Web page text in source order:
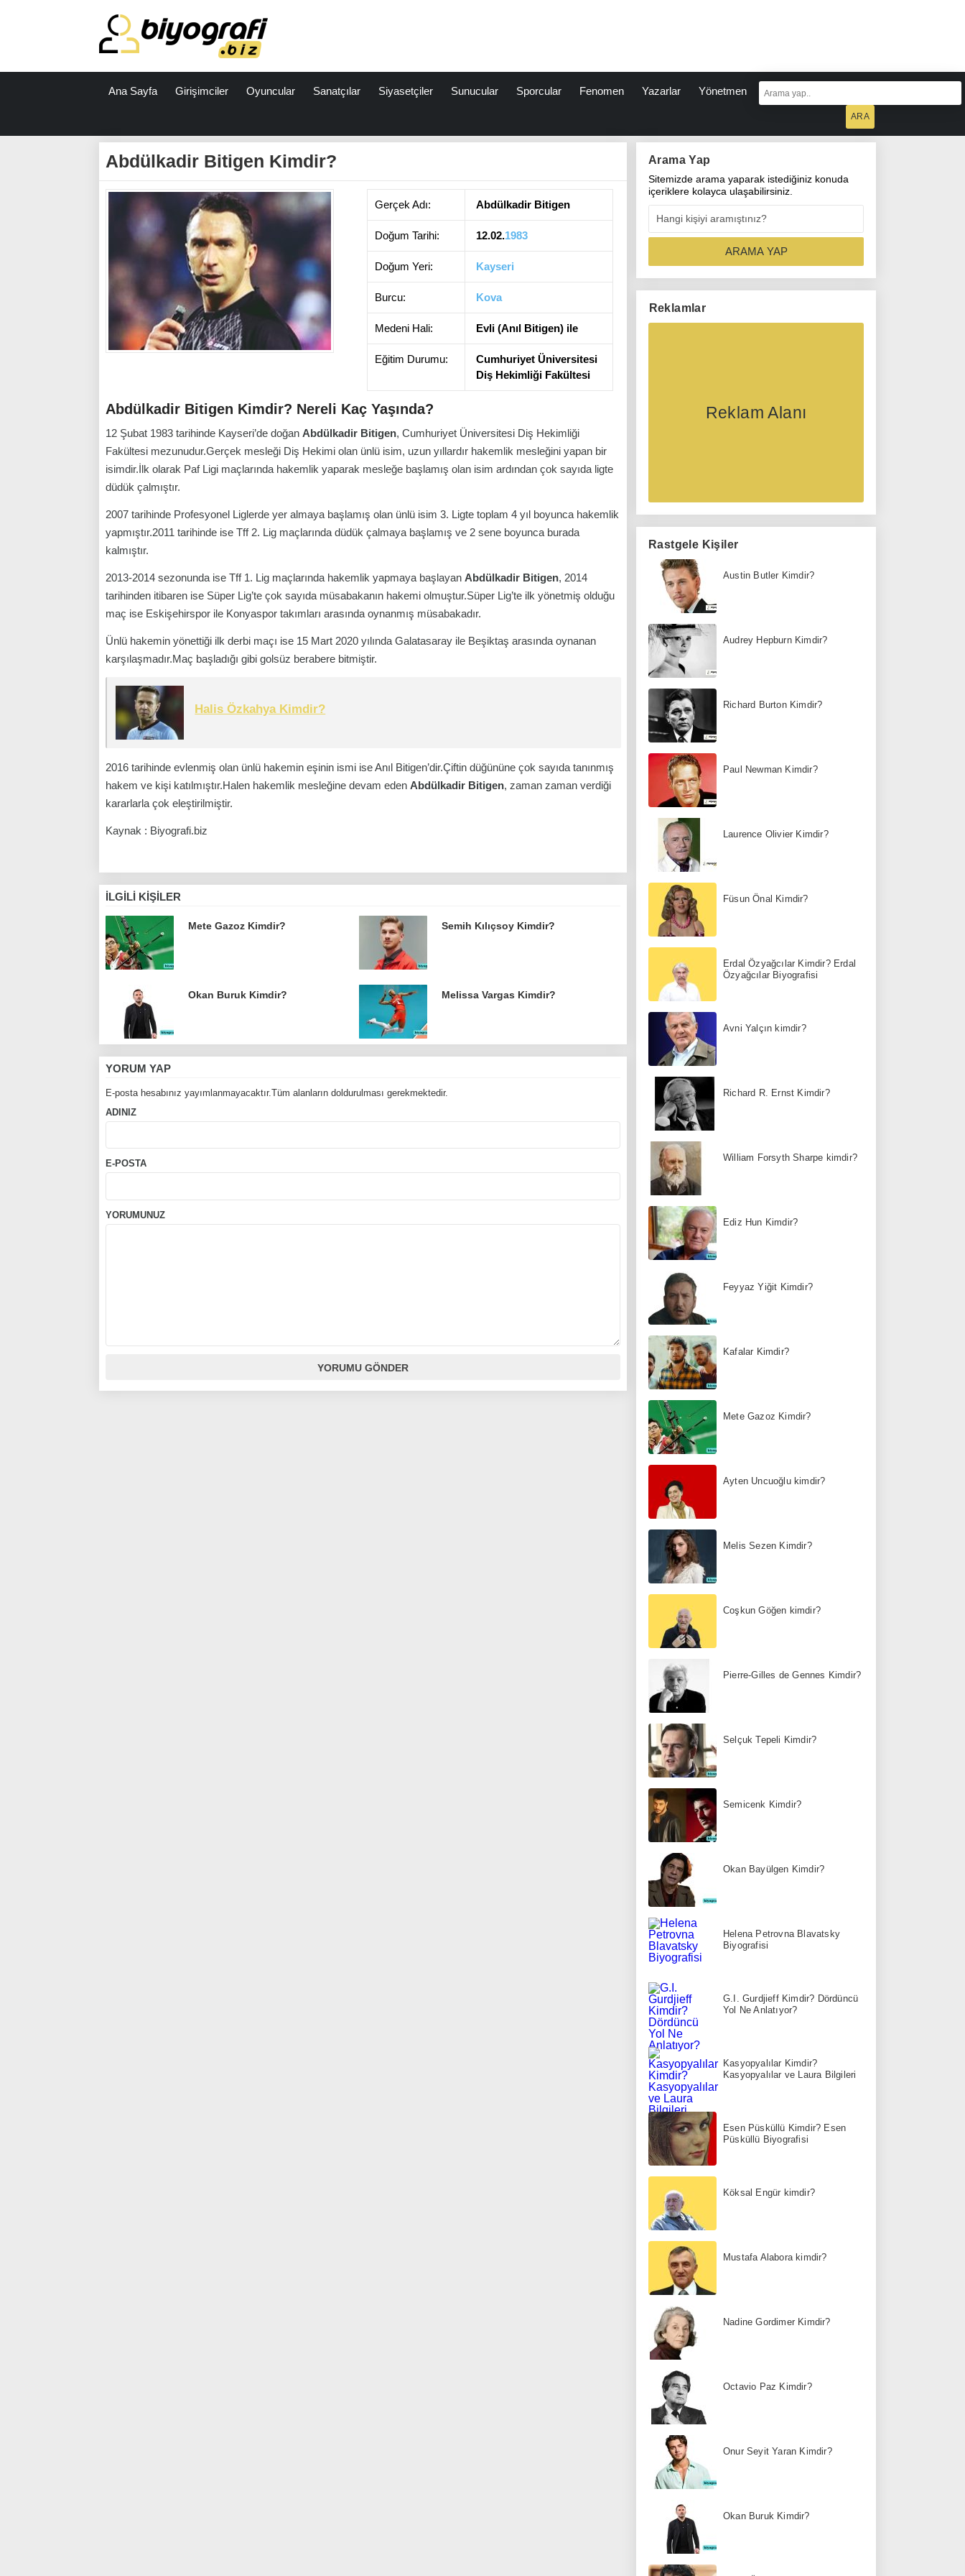
Ana Sayfa Girişimciler Oyuncular Sanatçılar Siyasetçiler Sunucular Sporcular Fenomen Yazarlar Yönetmen
Abdülkadir Bitigen Kimdir?
Gerçek Adı: Abdülkadir Bitigen
Doğum Tarihi: 12.02.1983
Doğum Yeri: Kayseri
Burcu: Kova
Medeni Hali: Evli (Anıl Bitigen) ile
Eğitim Durumu:
Cumhuriyet Üniversitesi
Diş Hekimliği Fakültesi
Abdülkadir Bitigen Kimdir? Nereli Kaç Yaşında?
12 Şubat 1983 tarihinde Kayseri’de doğan Abdülkadir Bitigen, Cumhuriyet Üniversitesi Diş Hekimliği
Fakültesi mezunudur.Gerçek mesleği Diş Hekimi olan ünlü isim, uzun yıllardır hakemlik mesleğini yapan bir
isimdir.İlk olarak Paf Ligi maçlarında hakemlik yaparak mesleğe başlamış olan isim ardından çok sayıda ligte
düdük çalmıştır.
2007 tarihinde Profesyonel Liglerde yer almaya başlamış olan ünlü isim 3. Ligte toplam 4 yıl boyunca hakemlik
yapmıştır.2011 tarihinde ise Tff 2. Lig maçlarında düdük çalmaya başlamış ve 2 sene boyunca burada
kalmıştır.
2013-2014 sezonunda ise Tff 1. Lig maçlarında hakemlik yapmaya başlayan Abdülkadir Bitigen, 2014
tarihinden itibaren ise Süper Lig’te çok sayıda müsabakanın hakemi olmuştur.Süper Lig’te ilk yönetmiş olduğu
maç ise Eskişehirspor ile Konyaspor takımları arasında oynanmış müsabakadır.
Ünlü hakemin yönettiği ilk derbi maçı ise 15 Mart 2020 yılında Galatasaray ile Beşiktaş arasında oynanan
karşılaşmadır.Maç başladığı gibi golsüz berabere bitmiştir.
Halis Özkahya Kimdir?
2016 tarihinde evlenmiş olan ünlü hakemin eşinin ismi ise Anıl Bitigen’dir.Çiftin düğününe çok sayıda tanınmış
hakem ve kişi katılmıştır.Halen hakemlik mesleğine devam eden Abdülkadir Bitigen, zaman zaman verdiği
kararlarla çok eleştirilmiştir.
Kaynak : Biyografi.biz
İLGILI KIŞILER
Mete Gazoz Kimdir? Semih Kılıçsoy Kimdir?
Okan Buruk Kimdir? Melissa Vargas Kimdir?
YORUM YAP
E-posta hesabınız yayımlanmayacaktır.Tüm alanların doldurulması gerekmektedir.
ADINIZ
E-POSTA
YORUMUNUZ
Arama Yap
Sitemizde arama yaparak istediğiniz konuda
içeriklere kolayca ulaşabilirsiniz.
Reklamlar
Reklam Alanı
Rastgele Kişiler
Austin Butler Kimdir?
Audrey Hepburn Kimdir?
Richard Burton Kimdir?
Paul Newman Kimdir?
Laurence Olivier Kimdir?
Füsun Önal Kimdir?
Erdal Özyağcılar Kimdir? Erdal
Özyağcılar Biyografisi
Avni Yalçın kimdir?
Richard R. Ernst Kimdir?
William Forsyth Sharpe kimdir?
Ediz Hun Kimdir?
Feyyaz Yiğit Kimdir?
Kafalar Kimdir?
Mete Gazoz Kimdir?
Ayten Uncuoğlu kimdir?
Melis Sezen Kimdir?
Coşkun Göğen kimdir?
Pierre-Gilles de Gennes Kimdir?
Selçuk Tepeli Kimdir?
Semicenk Kimdir?
Okan Bayülgen Kimdir?
Helena Petrovna Blavatsky
Biyografisi
G.I. Gurdjieff Kimdir? Dördüncü
Yol Ne Anlatıyor?
Kasyopyalılar Kimdir?
Kasyopyalılar ve Laura Bilgileri
Esen Püsküllü Kimdir? Esen
Püsküllü Biyografisi
Köksal Engür kimdir?
Mustafa Alabora kimdir?
Nadine Gordimer Kimdir?
Octavio Paz Kimdir?
Onur Seyit Yaran Kimdir?
Okan Buruk Kimdir?